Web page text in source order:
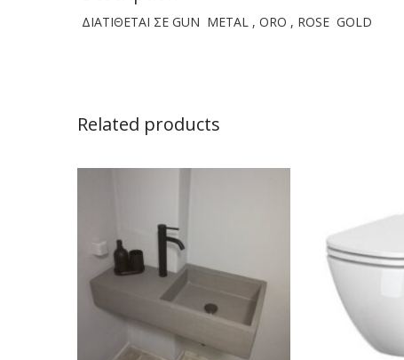
ΔΙΑΤΙΘΕΤΑΙ ΣΕ GUN METAL , ORO , ROSE GOLD
Related products